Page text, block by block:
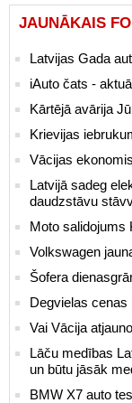
JAUNĀKAIS
Latvijas Gada
iAuto čats -
Kārtējā avārija
Krievijas
Vācijas
Latvijā sadeg
daudzstāvu
Moto salidojums
Volkswagen
Šofera
Degvielas cenas
Vai Vācija
Lāču medības
un būtu jāsāk
BMW X7 auto